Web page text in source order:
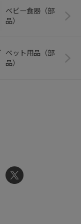
ベビー食器（部
品）
ペット用品（部
品）